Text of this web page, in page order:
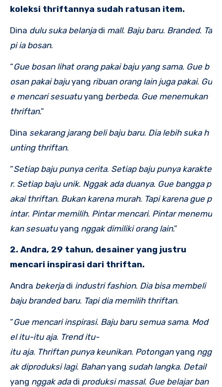
koleksi thriftannya sudah ratusan item.
Dina dulu suka belanjadi mall. Baju baru. Branded. Ta
pi ia bosan.
“Gue bosan lihat orang pakai baju yang sama. Gue b
osan pakai bajuyang ribuan orang lain juga pakai. Gu
e mencari sesuatuyang berbeda. Gue menemukan
thriftan.”
Dina sekarang jarang beli baju baru. Dia lebih suka h
unting thriftan.
“Setiap baju punya cerita. Setiap baju punya karakte
r. Setiap baju unik. Nggak ada duanya. Gue bangga p
akai thriftan. Bukan karena murah. Tapi karena gue p
intar. Pintar memilih. Pintar mencari. Pintar menemu
kan sesuatuyang nggak dimiliki orang lain.”
2. Andra, 29 tahun, desainer yang justru
mencari inspirasi dari thriftan.
Andra bekerjadi industri fashion. Dia bisa membeli
baju branded baru. Tapi dia memilih thriftan.
“Gue mencari inspirasi. Baju baru semua sama. Mod
el itu-itu aja. Trend itu-
itu aja. Thriftan punya keunikan. Potonganyang ngg
ak diproduksi lagi. Bahanyang sudah langka. Detail
yang nggak adadi produksi massal. Gue belajar ban